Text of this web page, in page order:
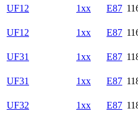
UF12
1xx E87
UF12
1xx E87
UF31
1xx E87
UF31
1xx E87
UF32
1xx E87